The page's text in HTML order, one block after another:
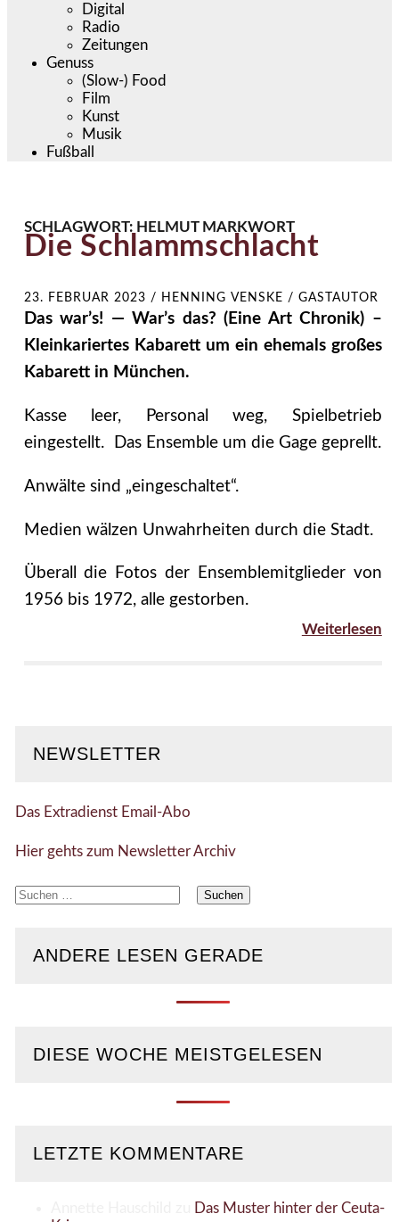
Digital
Radio
Zeitungen
Genuss
(Slow-) Food
Film
Kunst
Musik
Fußball
SCHLAGWORT: HELMUT MARKWORT
Die Schlammschlacht
23. FEBRUAR 2023 / HENNING VENSKE / GASTAUTOR
Das war’s! — War’s das? (Eine Art Chronik) –
Kleinkariertes Kabarett um ein ehemals großes
Kabarett in München.
Kasse leer, Personal weg, Spielbetrieb
eingestellt. Das Ensemble um die Gage geprellt.
Anwälte sind „eingeschaltet“.
Medien wälzen Unwahrheiten durch die Stadt.
Überall die Fotos der Ensemblemitglieder von
1956 bis 1972, alle gestorben.
Weiterlesen
NEWSLETTER
Das Extradienst Email-Abo
Hier gehts zum Newsletter Archiv
Suchen
ANDERE LESEN GERADE
DIESE WOCHE MEISTGELESEN
LETZTE KOMMENTARE
Das Muster hinter der Ceuta-